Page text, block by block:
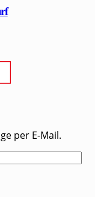
per E-Mail.